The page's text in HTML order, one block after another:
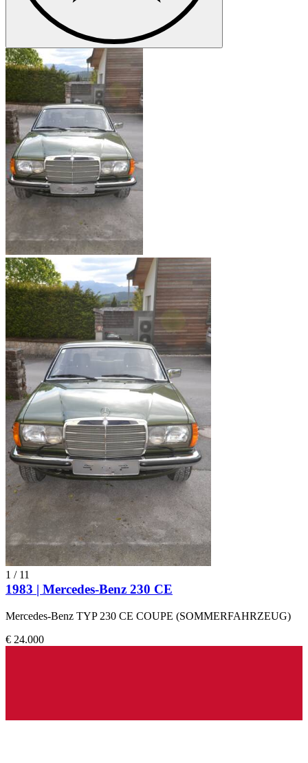
1 / 11
1983 | Mercedes-Benz 230 CE
Mercedes-Benz TYP 230 CE COUPE (SOMMERFAHRZEUG)
€ 24.000